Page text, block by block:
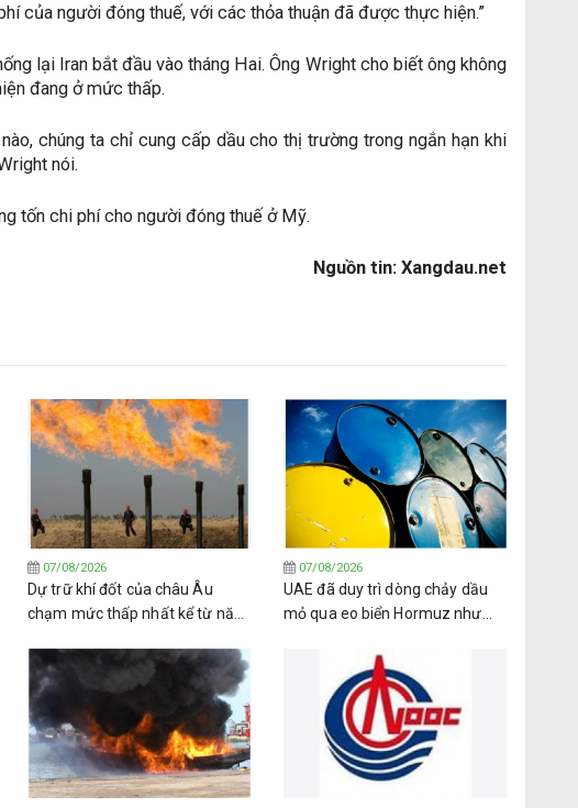
của người đóng thuế, với các thỏa thuận đã được thực hiện.”
lại Iran bắt đầu vào tháng Hai. Ông Wright cho biết ông không
đang ở mức thấp.
chúng ta chỉ cung cấp dầu cho thị trường trong ngắn hạn khi
nói.
tốn chi phí cho người đóng thuế ở Mỹ.
Nguồn tin: Xangdau.net
07/08/2026
Dự trữ khí đốt của châu Âu
chạm mức thấp nhất kể từ năm
07/08/2026
UAE đã duy trì dòng chảy dầu
mỏ qua eo biển Hormuz như